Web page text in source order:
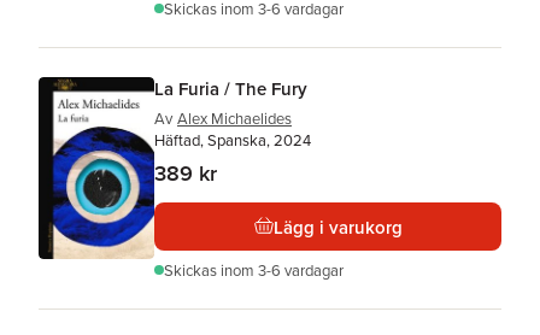
Skickas inom 3-6 vardagar
La Furia / The Fury
Av Alex Michaelides
Häftad, Spanska, 2024
389 kr
Lägg i varukorg
Skickas inom 3-6 vardagar